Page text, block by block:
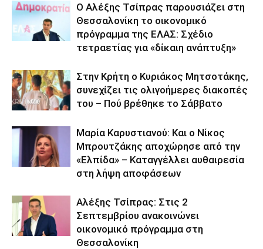
Ο Αλέξης Τσίπρας παρουσιάζει στη
Θεσσαλονίκη το οικονομικό
πρόγραμμα της ΕΛΑΣ: Σχέδιο
τετραετίας για «δίκαιη ανάπτυξη»
Στην Κρήτη ο Κυριάκος Μητσοτάκης,
συνεχίζει τις ολιγοήμερες διακοπές
του – Πού βρέθηκε το Σάββατο
Μαρία Καρυστιανού: Και ο Νίκος
Μπρουτζάκης αποχώρησε από την
«Ελπίδα» – Καταγγέλλει αυθαιρεσία
στη λήψη αποφάσεων
Αλέξης Τσίπρας: Στις 2
Σεπτεμβρίου ανακοινώνει
οικονομικό πρόγραμμα στη
Θεσσαλονίκη